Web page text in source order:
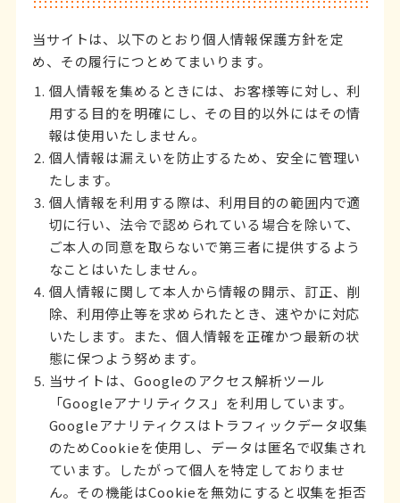
当サイトは、以下のとおり個人情報保護方針を定
め、その履行につとめてまいります。
個人情報を集めるときには、お客様等に対し、利
用する目的を明確にし、その目的以外にはその情
報は使用いたしません。
個人情報は漏えいを防止するため、安全に管理い
たします。
個人情報を利用する際は、利用目的の範囲内で適
切に行い、法令で認められている場合を除いて、
ご本人の同意を取らないで第三者に提供するよう
なことはいたしません。
個人情報に関して本人から情報の開示、訂正、削
除、利用停止等を求められたとき、速やかに対応
いたします。また、個人情報を正確かつ最新の状
態に保つよう努めます。
当サイトは、Googleのアクセス解析ツール
「Googleアナリティクス」を利用しています。
Googleアナリティクスはトラフィックデータ収集
のためCookieを使用し、データは匿名で収集され
ています。したがって個人を特定しておりませ
ん。その機能はCookieを無効にすると収集を拒否